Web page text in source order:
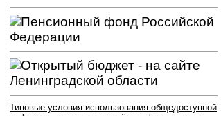
Типовые условия использования общедоступной